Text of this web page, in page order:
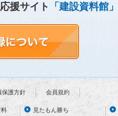
援サイト 「建設資料館」
保護方針 会員規約
料 見たもん勝ち